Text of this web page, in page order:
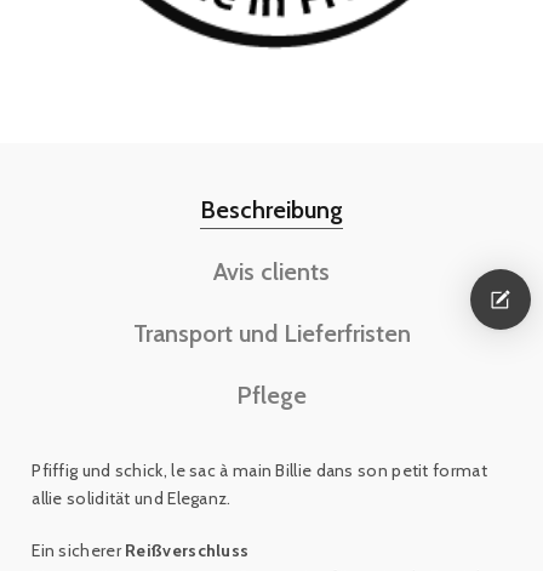
Beschreibung
Avis clients
Transport und Lieferfristen
Pflege
Pfiffig und schick,le sac à main Billie dans son petit format
allie solidität und Eleganz.
Ein sichererReißverschluss